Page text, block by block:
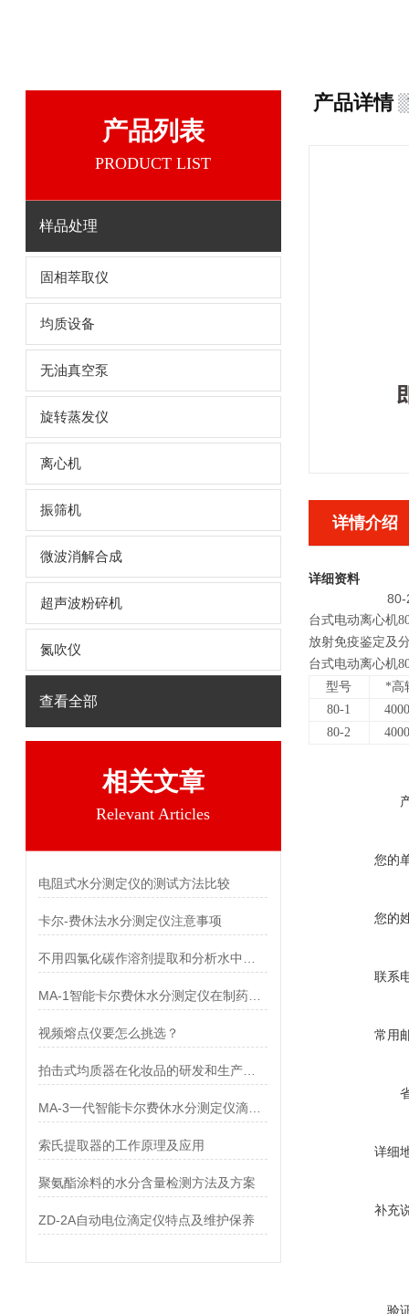
产品列表
PRODUCT LIST
样品处理
固相萃取仪
均质设备
无油真空泵
旋转蒸发仪
离心机
振筛机
微波消解合成
超声波粉碎机
氮吹仪
查看全部
相关文章
Relevant Articles
电阻式水分测定仪的测试方法比较
卡尔-费休法水分测定仪注意事项
视频熔点仪要怎么挑选？
索氏提取器的工作原理及应用
聚氨酯涂料的水分含量检测方法及方案
ZD-2A自动电位滴定仪特点及维护保养
产品详情
详情介绍
详细资料
80-
台式电动离心机
放射免疫鉴定及
台式电动离心机
型号
*高
80-1
80-2
您的
您的
联系
常用
详细
补充
验